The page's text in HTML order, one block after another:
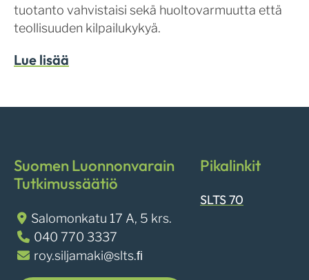
tuotanto vahvistaisi sekä huoltovarmuutta että
teollisuuden kilpailukykyä.
Lue lisää
Suomen Luonnonvarain
Tutkimussäätiö
Salomonkatu 17 A, 5 krs.
040 770 3337
roy.siljamaki@slts.ﬁ
Pikalinkit
SLTS 70